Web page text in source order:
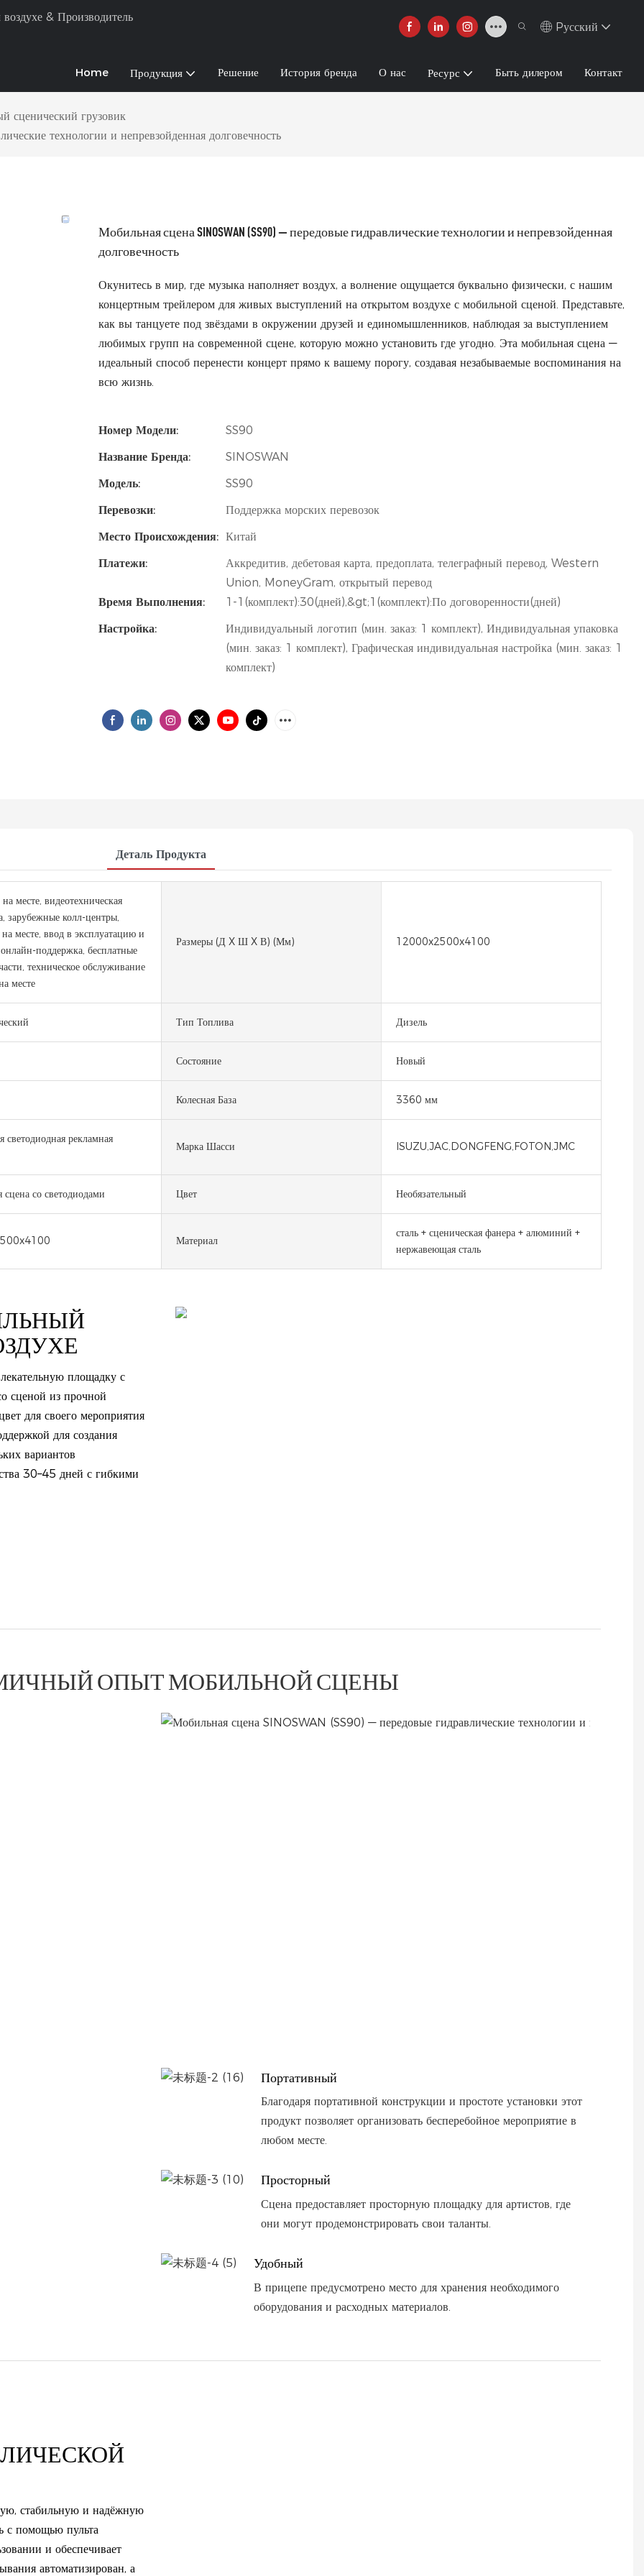
& Производитель
Pусский
Home Продукция Решение История бренда О нас Ресурс Быть дилером Контакт
сценический грузовик
технологии и непревзойденная долговечность
Мобильная сцена SINOSWAN (SS90) — передовые гидравлические технологии и непревзойденная
долговечность
Окунитесь в мир, где музыка наполняет воздух, а волнение ощущается буквально физически, с нашим
концертным трейлером для живых выступлений на открытом воздухе с мобильной сценой. Представьте,
как вы танцуете под звёздами в окружении друзей и единомышленников, наблюдая за выступлением
любимых групп на современной сцене, которую можно установить где угодно. Эта мобильная сцена —
идеальный способ перенести концерт прямо к вашему порогу, создавая незабываемые воспоминания на
всю жизнь.
Номер Модели:
SS90
Название Бренда:
SINOSWAN
Модель:
SS90
Перевозки:
Поддержка морских перевозок
Место Происхождения: Китай
Платежи:
Аккредитив, дебетовая карта, предоплата, телеграфный перевод, Western
Union, MoneyGram, открытый перевод
Время Выполнения:
1-1(комплект):30(дней),&gt;1(комплект):По договоренности(дней)
Настройка:
Индивидуальный логотип (мин. заказ: 1 комплект), Индивидуальная упаковка
(мин. заказ: 1 комплект), Графическая индивидуальная настройка (мин. заказ: 1
комплект)
Деталь Продукта
месте, видеотехническая
зарубежные колл-центры,
на месте, ввод в эксплуатацию и
поддержка, бесплатные
техническое обслуживание
месте
Размеры (Д X Ш X В) (мм) 12000x2500x4100
Тип Топлива Дизель
Состояние Новый
Колесная База 3360 мм
светодиодная рекламная
Марка Шасси ISUZU,JAC,DONGFENG,FOTON,JMC
сцена со светодиодами Цвет Необязательный
Материал
сталь + сценическая фанера + алюминий +
нержавеющая сталь
площадку с
сценой из прочной
для своего мероприятия
для создания
вариантов
30–45 дней с гибкими
ОПЫТ МОБИЛЬНОЙ СЦЕНЫ
Портативный
Благодаря портативной конструкции и простоте установки этот
продукт позволяет организовать бесперебойное мероприятие в
любом месте.
Просторный
Сцена предоставляет просторную площадку для артистов, где
они могут продемонстрировать свои таланты.
Удобный
В прицепе предусмотрено место для хранения необходимого
оборудования и расходных материалов.
стабильную и надёжную
с помощью пульта
и обеспечивает
автоматизирован, а